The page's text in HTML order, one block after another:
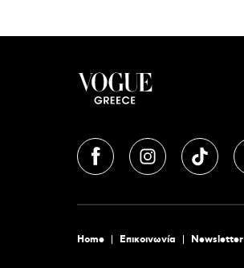
Home Επικοινωνία Newsletter